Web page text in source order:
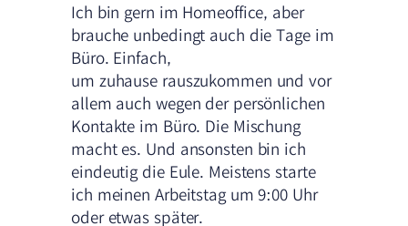
Ich bin gern im Homeoffice, aber
brauche unbedingt auch die Tage im
Büro. Einfach,
um zuhause rauszukommen und vor
allem auch wegen der persönlichen
Kontakte im Büro. Die Mischung
macht es. Und ansonsten bin ich
eindeutig die Eule. Meistens starte
ich meinen Arbeitstag um 9:00 Uhr
oder etwas später.